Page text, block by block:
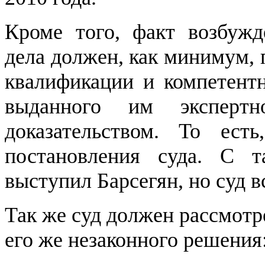
Кроме того, факт
дела должен, как минимум,
квалификации и
выданного им
доказательством. То
постановления суда. С
выступил Барсегян, но суд
Так же суд должен
его же незаконного